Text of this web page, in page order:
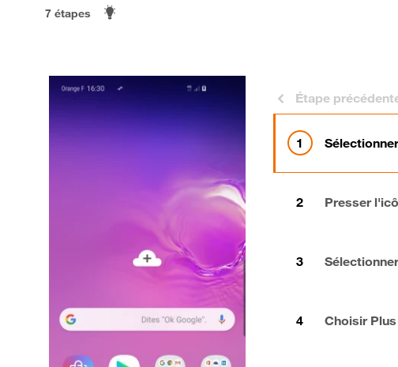
7 étapes
Étape
Presser
Choisir